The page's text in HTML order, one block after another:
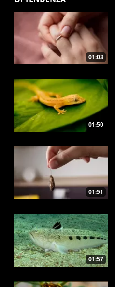
01:03
01:50
01:51
01:57